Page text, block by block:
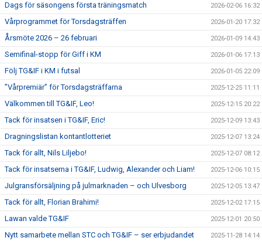
Dags för säsongens första träningsmatch 2026-02-06 16:32
Vårprogrammet för Torsdagsträffen 2026-01-20 17:32
Årsmöte 2026 – 26 februari 2026-01-09 14:43
Semifinal-stopp för Giff i KM 2026-01-06 17:13
Följ TG&IF i KM i futsal 2026-01-05 22:09
”Vårpremiär” för Torsdagsträffarna 2025-12-25 11:11
Välkommen till TG&IF, Leo! 2025-12-15 20:22
Tack för insatsen i TG&IF, Eric! 2025-12-09 13:43
Dragningslistan kontantlotteriet 2025-12-07 13:24
Tack för allt, Nils Liljebo! 2025-12-07 08:12
Tack för insatserna i TG&IF, Ludwig, Alexander och Liam! 2025-12-06 10:15
Julgransförsäljning på julmarknaden – och Ulvesborg 2025-12-05 13:47
Tack för allt, Florian Brahimi! 2025-12-02 17:15
Lawan valde TG&IF 2025-12-01 20:50
Nytt samarbete mellan STC och TG&IF – ser erbjudandet 2025-11-28 14:14